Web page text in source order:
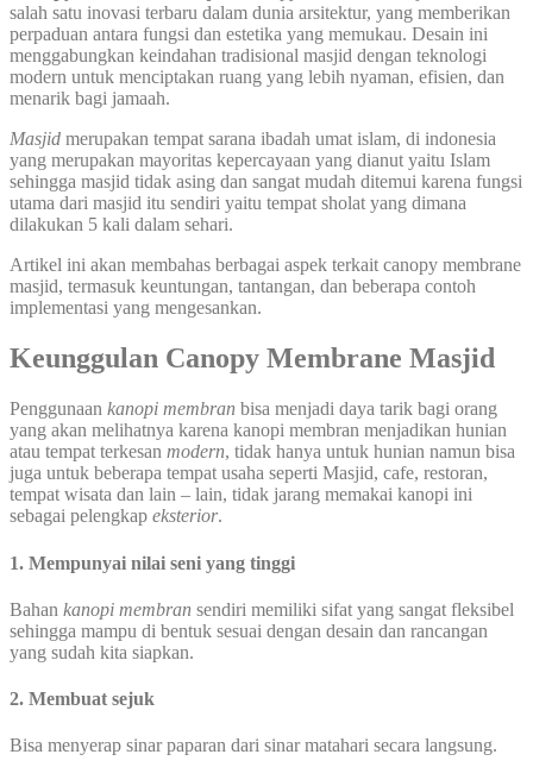
salah satu inovasi terbaru dalam dunia arsitektur, yang memberikan
perpaduan antara fungsi dan estetika yang memukau. Desain ini
menggabungkan keindahan tradisional masjid dengan teknologi
modern untuk menciptakan ruang yang lebih nyaman, efisien, dan
menarik bagi jamaah.
Masjid merupakan tempat sarana ibadah umat islam, di indonesia
yang merupakan mayoritas kepercayaan yang dianut yaitu Islam
sehingga masjid tidak asing dan sangat mudah ditemui karena fungsi
utama dari masjid itu sendiri yaitu tempat sholat yang dimana
dilakukan 5 kali dalam sehari.
Artikel ini akan membahas berbagai aspek terkait canopy membrane
masjid, termasuk keuntungan, tantangan, dan beberapa contoh
implementasi yang mengesankan.
Keunggulan Canopy Membrane Masjid
Penggunaan kanopi membran bisa menjadi daya tarik bagi orang
yang akan melihatnya karena kanopi membran menjadikan hunian
atau tempat terkesan modern, tidak hanya untuk hunian namun bisa
juga untuk beberapa tempat usaha seperti Masjid, cafe, restoran,
tempat wisata dan lain – lain, tidak jarang memakai kanopi ini
sebagai pelengkap eksterior.
1. Mempunyai nilai seni yang tinggi
Bahan kanopi membran sendiri memiliki sifat yang sangat fleksibel
sehingga mampu di bentuk sesuai dengan desain dan rancangan
yang sudah kita siapkan.
2. Membuat sejuk
Bisa menyerap sinar paparan dari sinar matahari secara langsung.